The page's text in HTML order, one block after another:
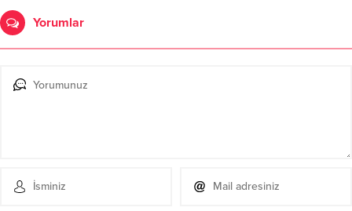
Yorumlar